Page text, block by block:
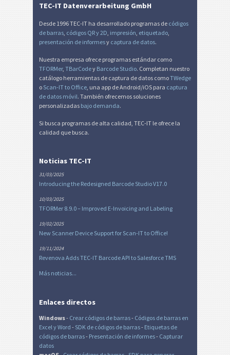
TEC-IT Datenverarbeitung GmbH
Desde 1996 TEC-IT ha desarrollado programas de códigos
de barras códigos QR y 2D impresión etiquetado
presentación de informesy captura de datos.
Nuestra empresa ofrece programas estándar como
TFORMer, TBarCodey Barcode Studio. Completan nuestro
catálogo herramientas de captura de datos comoTWedge
o Scan-IT to Office , una app de Android/iOS para captura
de datos móvil. También ofrecemos soluciones
personalizadas bajo demanda.
Si busca programas de alta calidad, TEC-IT le ofrece la
calidad que busca.
Noticias TEC-IT
31/03/2025
Introducing the Redesigned Barcode Studio V17.0
10/03/2025
TFORMer 8.9.0 – Improved E-Invoicing and Labeling
19/02/2025
New Scanner Device Support for Scan-IT to Office!
19/11/2024
Revenova Adds TEC-IT Barcode API to Salesforce TMS
Más noticias...
Enlaces directos
Windows- Crear códigos de barras- Códigos de barras en
Excel y Word - SDK de códigos de barras- Etiquetas de
códigos de barras- Presentación de informes- Capturar
datos